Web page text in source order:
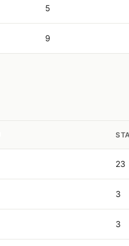
5
9
23
3
3